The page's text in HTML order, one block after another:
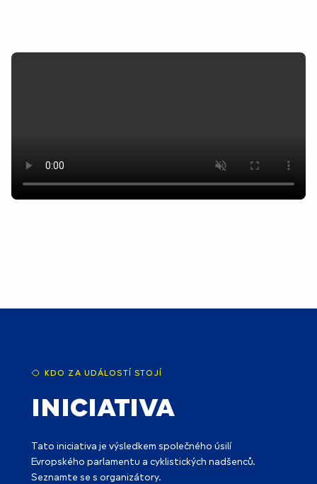
KDO ZA UDÁLOSTÍ STOJÍ
Iniciativa
Tato iniciativa je výsledkem společného úsilí
Evropského parlamentu a cyklistických nadšenců.
Seznamte se s organizátory.